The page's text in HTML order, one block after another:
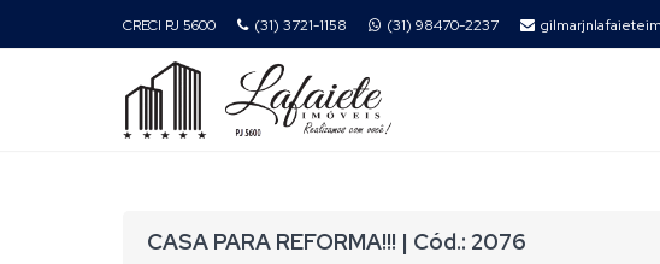
CRECI PJ 5600 (31) 3721-1158 (31) 98470-2237
CASA PARA REFORMA!!! | Cód.: 2076